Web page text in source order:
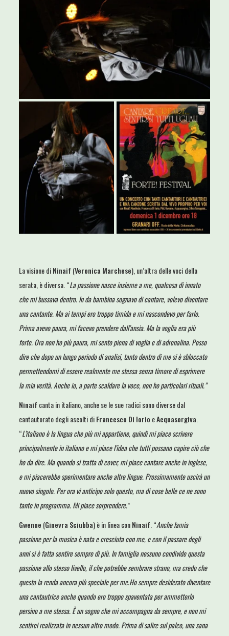
La visione diNinaif (Veronica Marchese), un’altra delle voci della
serata, è diversa. “La passione nasce insieme a me, qualcosa di innato
che mi bussava dentro. In da bambina sognavo di cantare, volevo diventare
una cantante. Ma ai tempi ero troppo timida e mi nascondevo per farlo.
Prima avevo paura, mi facevo prendere dall’ansia. Ma la voglia era più
forte. Ora non ho più paura, mi sento piena di voglia e di adrenalina. Posso
dire che dopo un lungo periodo di analisi, tanto dentro di me si è sbloccato
permettendomi di essere realmente me stessa senza timore di esprimere
la mia verità. Anche io, a parte scaldare la voce, non ho particolari rituali.”
Ninaif canta in italiano, anche se le sue radici sono diverse dal
cantautorato degli ascolti diFrancesco Di Iorio eAcquasorgiva
“L’italiano è la lingua che più mi appartiene, quindi mi piace scrivere
principalmente in italiano e mi piace l’idea che tutti possano capire ciò che
ho da dire. Ma quando si tratta di cover, mi piace cantare anche in inglese,
e mi piacerebbe sperimentare anche altre lingue. Prossimamente uscirà un
nuovo singolo. Per ora vi anticipo solo questo, ma di cose belle ce ne sono
tante in programma. Mi piace sorprendere.”
Gwenne (Ginevra Sciubba) è in linea conNinaif . “Anche lamia
passione per la musica è nata e cresciuta con me, e con il passare degli
anni si è fatta sentire sempre di più. In famiglia nessuno condivide questa
passione allo stesso livello, il che potrebbe sembrare strano, ma credo che
questo la renda ancora più speciale per me.Ho sempre desiderato diventare
una cantautrice anche quando ero troppo spaventata per ammetterlo
persino a me stessa. È un sogno che mi accompagna da sempre, e non mi
sentirei realizzata in nessun altro modo. Prima di salire sul palco, una sana